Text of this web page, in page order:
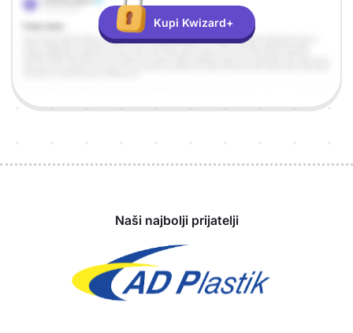
Kupi Kwizard+
Naši najbolji prijatelji